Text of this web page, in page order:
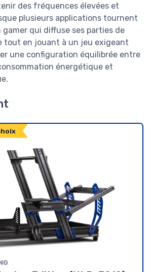
des fréquences élevées et
plusieurs applications tournent
gamer qui diffuse ses parties de
tout en jouant à un jeu exigeant
une configuration équilibrée entre
énergétique et